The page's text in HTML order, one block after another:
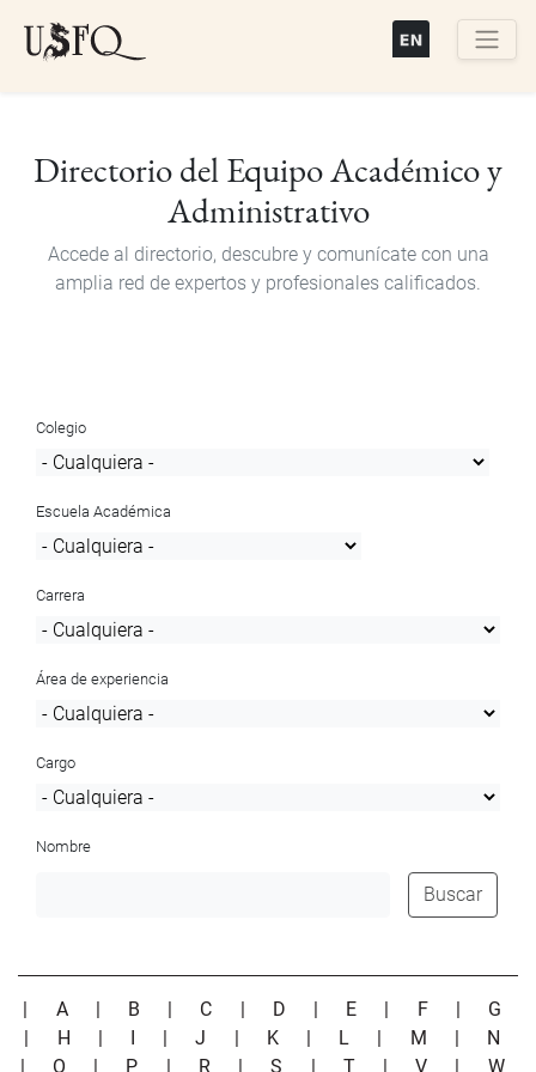
Directorio del Equipo Académico y
Administrativo
Accede al directorio, descubre y comunícate con una
amplia red de expertos y profesionales calificados.
Colegio
Escuela Académica
Carrera
Área de experiencia
Cargo
Nombre
Buscar
| A | B | C | D | E | F | G
| H | I |J | K | L | M | N
| O | P | R |S | T |V | W